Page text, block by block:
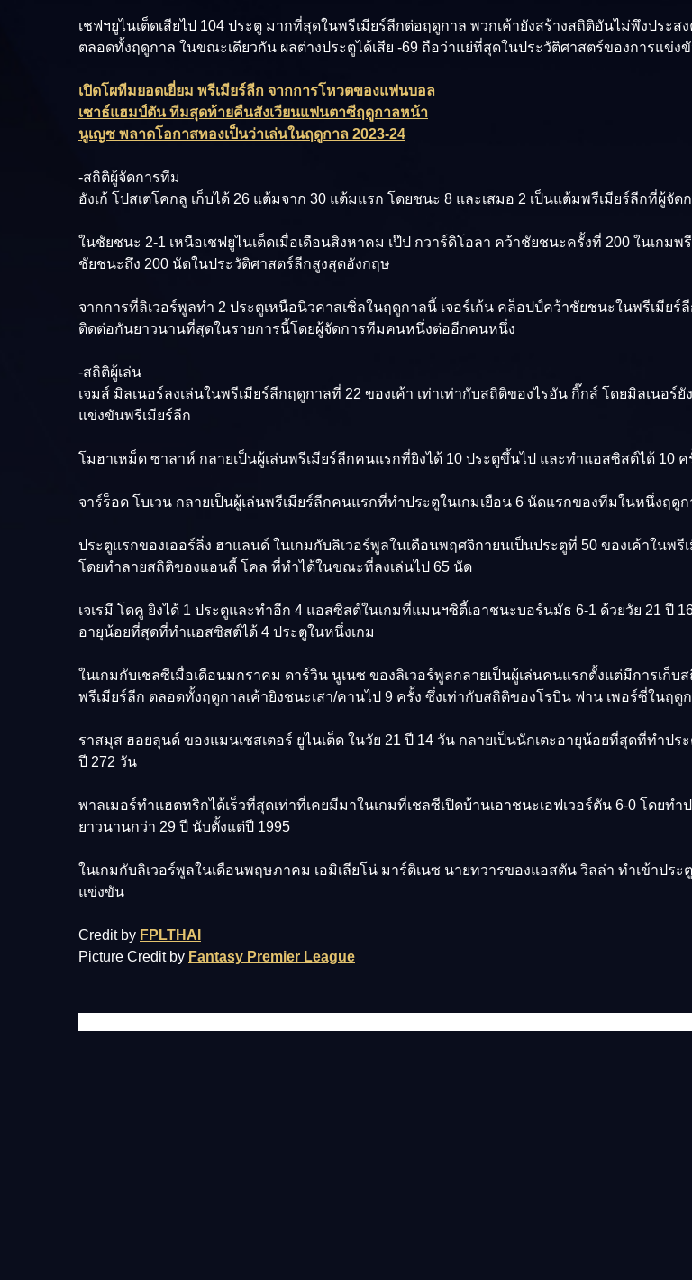
เชฟฯยูไนเต็ดเสียไป 104 ประตู มากที่สุดในพรีเมียร์ลีกต่อฤดูกาล พวกเค้ายังสร้างสถิติอันไม่พึงประส
ตลอดทั้งฤดูกาล ในขณะเดียวกัน ผลต่างประตูได้เสีย -69 ถือว่าแย่ที่สุดในประวัติศาสตร์ของการแข่ง
เปิดโผทีมยอดเยี่ยม พรีเมียร์ลีก จากการโหวตของแฟนบอล
เซาธ์แฮมป์ตัน ทีมสุดท้ายคืนสังเวียนแฟนตาซีฤดูกาลหน้า
นูเญซ พลาดโอกาสทองเป็นว่าเล่นในฤดูกาล 2023-24
-สถิติผู้จัดการทีม
อังเก้ โปสเตโคกลู เก็บได้ 26 แต้มจาก 30 แต้มแรก โดยชนะ 8 และเสมอ 2 เป็นแต้มพรีเมียร์ลีกที่ผู้
ในชัยชนะ 2-1 เหนือเชฟยูไนเต็ดเมื่อเดือนสิงหาคม เป๊ป กวาร์ดิโอลา คว้าชัยชนะครั้งที่ 200 ในเกม
ชัยชนะถึง 200 นัดในประวัติศาสตร์ลีกสูงสุดอังกฤษ
จากการที่ลิเวอร์พูลทำ 2 ประตูเหนือนิวคาสเซิ่ลในฤดูกาลนี้ เจอร์เก้น คล็อปป์คว้าชัยชนะในพรีเมียร์
ติดต่อกันยาวนานที่สุดในรายการนี้โดยผู้จัดการทีมคนหนึ่งต่ออีกคนหนึ่ง
-สถิติผู้เล่น
เจมส์ มิลเนอร์ลงเล่นในพรีเมียร์ลีกฤดูกาลที่ 22 ของเค้า เท่าเท่ากับสถิติของไรอัน กิ๊กส์ โดยมิลเนอ
แข่งขันพรีเมียร์ลีก
โมฮาเหม็ด ซาลาห์ กลายเป็นผู้เล่นพรีเมียร์ลีกคนแรกที่ยิงได้ 10 ประตูขึ้นไป และทำแอสซิสต์ได้ 10
จาร์ร็อด โบเวน กลายเป็นผู้เล่นพรีเมียร์ลีกคนแรกที่ทำประตูในเกมเยือน 6 ​​นัดแรกของทีมในหนึ่งฤดูก
ประตูแรกของเออร์ลิ่ง ฮาแลนด์ ในเกมกับลิเวอร์พูลในเดือนพฤศจิกายนเป็นประตูที่ 50 ของเค้าในพ
โดยทำลายสถิติของแอนดี้ โคล ที่ทำได้ในขณะที่ลงเล่นไป 65 นัด
เจเรมี โดคู ยิงได้ 1 ประตูและทำอีก 4 แอสซิสต์ในเกมที่แมนฯซิตี้เอาชนะบอร์นมัธ 6-1 ด้วยวัย 21 ปี
อายุน้อยที่สุดที่ทำแอสซิสต์ได้ 4 ประตูในหนึ่งเกม
ในเกมกับเชลซีเมื่อเดือนมกราคม ดาร์วิน นูเนซ ของลิเวอร์พูลกลายเป็นผู้เล่นคนแรกตั้งแต่มีการเก็
พรีเมียร์ลีก ตลอดทั้งฤดูกาลเค้ายิงชนะเสา/คานไป 9 ครั้ง ซึ่งเท่ากับสถิติของโรบิน ฟาน เพอร์ซี่ในฤดู
ราสมุส ฮอยลุนด์ ของแมนเชสเตอร์ ยูไนเต็ด ในวัย 21 ปี 14 วัน กลายเป็นนักเตะอายุน้อยที่สุดที่ทำ
ปี 272 วัน
พาลเมอร์ทำแฮตทริกได้เร็วที่สุดเท่าที่เคยมีมาในเกมที่เชลซีเปิดบ้านเอาชนะเอฟเวอร์ตัน 6-0 โดย
ยาวนานกว่า 29 ปี นับตั้งแต่ปี 1995
ในเกมกับลิเวอร์พูลในเดือนพฤษภาคม เอมิเลียโน่ มาร์ติเนซ นายทวารของแอสตัน วิลล่า ทำเข้าปร
แข่งขัน
Credit by FPLTHAI
Picture Credit by Fantasy Premier League